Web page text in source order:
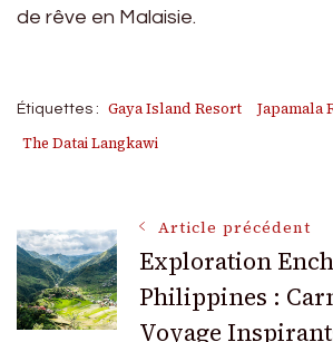
de rêve en Malaisie.
Étiquettes : Gaya Island Resort
Japamala
The Datai Langkawi
Navigation
des
Article précédent
Exploration
Philippines :
Voyage